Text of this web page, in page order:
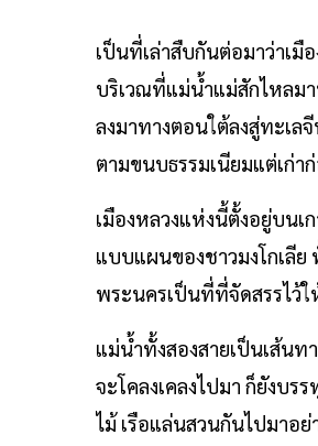
เป็นที่เล่าสืบกันต่อมาว่าเ
บริเวณที่แม่น้ำแม่สักไหลม
ลงมาทางตอนใต้ลงสู่ทะเ
ตามขนบธรรมเนียมแต่เก่า
เมืองหลวงแห่งนี้ตั้งอยู่บนเ
แบบแผนของชาวมงโกเลีย
พระนครเป็นที่ที่จัดสรรไว้ใ
แม่น้ำทั้งสองสายเป็นเส้นท
จะโคลงเคลงไปมา ก็ยังบ
ไม้ เรือแล่นสวนกันไปมาอ